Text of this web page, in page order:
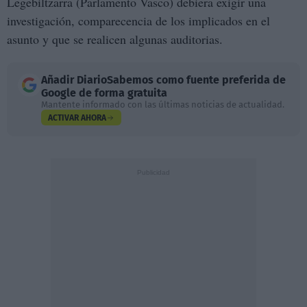
investigación, comparecencia de los implicados en el
asunto y que se realicen algunas auditorias.
Añadir DiarioSabemos como fuente preferida de
Google de forma gratuita
Mantente informado con las últimas noticias de actualidad.
ACTIVAR AHORA